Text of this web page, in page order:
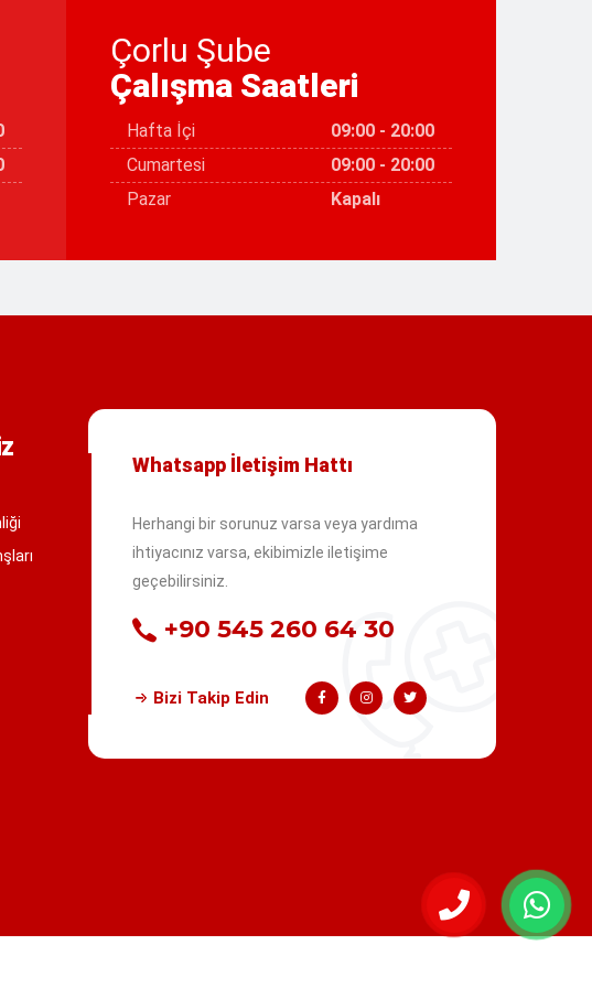
Çorlu Şube
Çalışma Saatleri
Hafta İçi
09:00 - 20:00
Cumartesi
09:00 - 20:00
Pazar
Kapalı
Whatsapp İletişim Hattı
Herhangi bir sorunuz varsa veya yardıma
ihtiyacınız varsa, ekibimizle iletişime
geçebilirsiniz.
+90 545 260 64 30
Bizi Takip Edin